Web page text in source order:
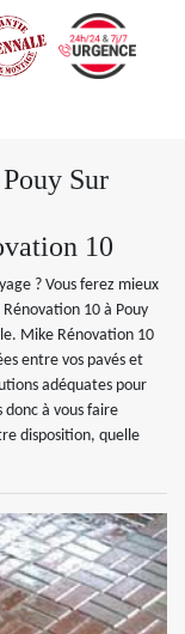
Sur
10
? Vous ferez mieux
10 à Pouy
Mike Rénovation 10
entre vos pavés et
adéquates pour
à vous faire
disposition, quelle